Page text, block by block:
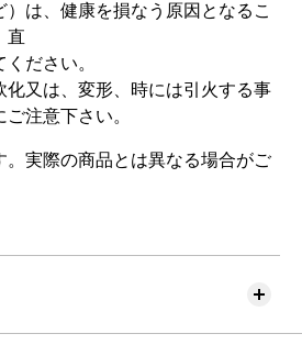
）は、健康を損なう原因となるこ
直
ださい。
化又は、変形、時には引火する事
注意下さい。
実際の商品とは異なる場合がご